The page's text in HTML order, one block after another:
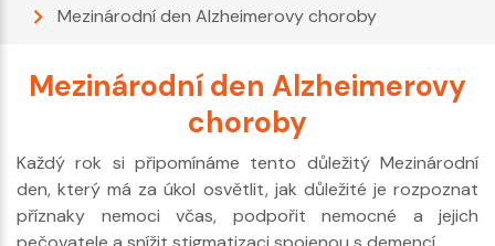
Mezinárodní den Alzheimerovy choroby
Mezinárodní den Alzheimerovy
choroby
Každý rok si připomínáme tento důležitý Mezinárodní
den, který má za úkol osvětlit, jak důležité je rozpoznat
příznaky nemoci včas, podpořit nemocné a jejich